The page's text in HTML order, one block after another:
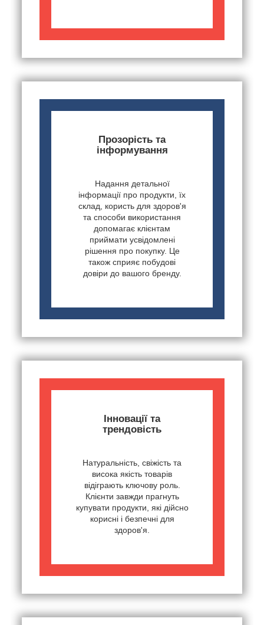
Прозорість та
інформування
Надання детальної
інформації про продукти, їх
склад, користь для здоров'я
та способи використання
допомагає клієнтам
приймати усвідомлені
рішення про покупку. Це
також сприяє побудові
довіри до вашого бренду.
Інновації та
трендовість
Натуральність, свіжість та
висока якість товарів
відіграють ключову роль.
Клієнти завжди прагнуть
купувати продукти, які дійсно
корисні і безпечні для
здоров'я.